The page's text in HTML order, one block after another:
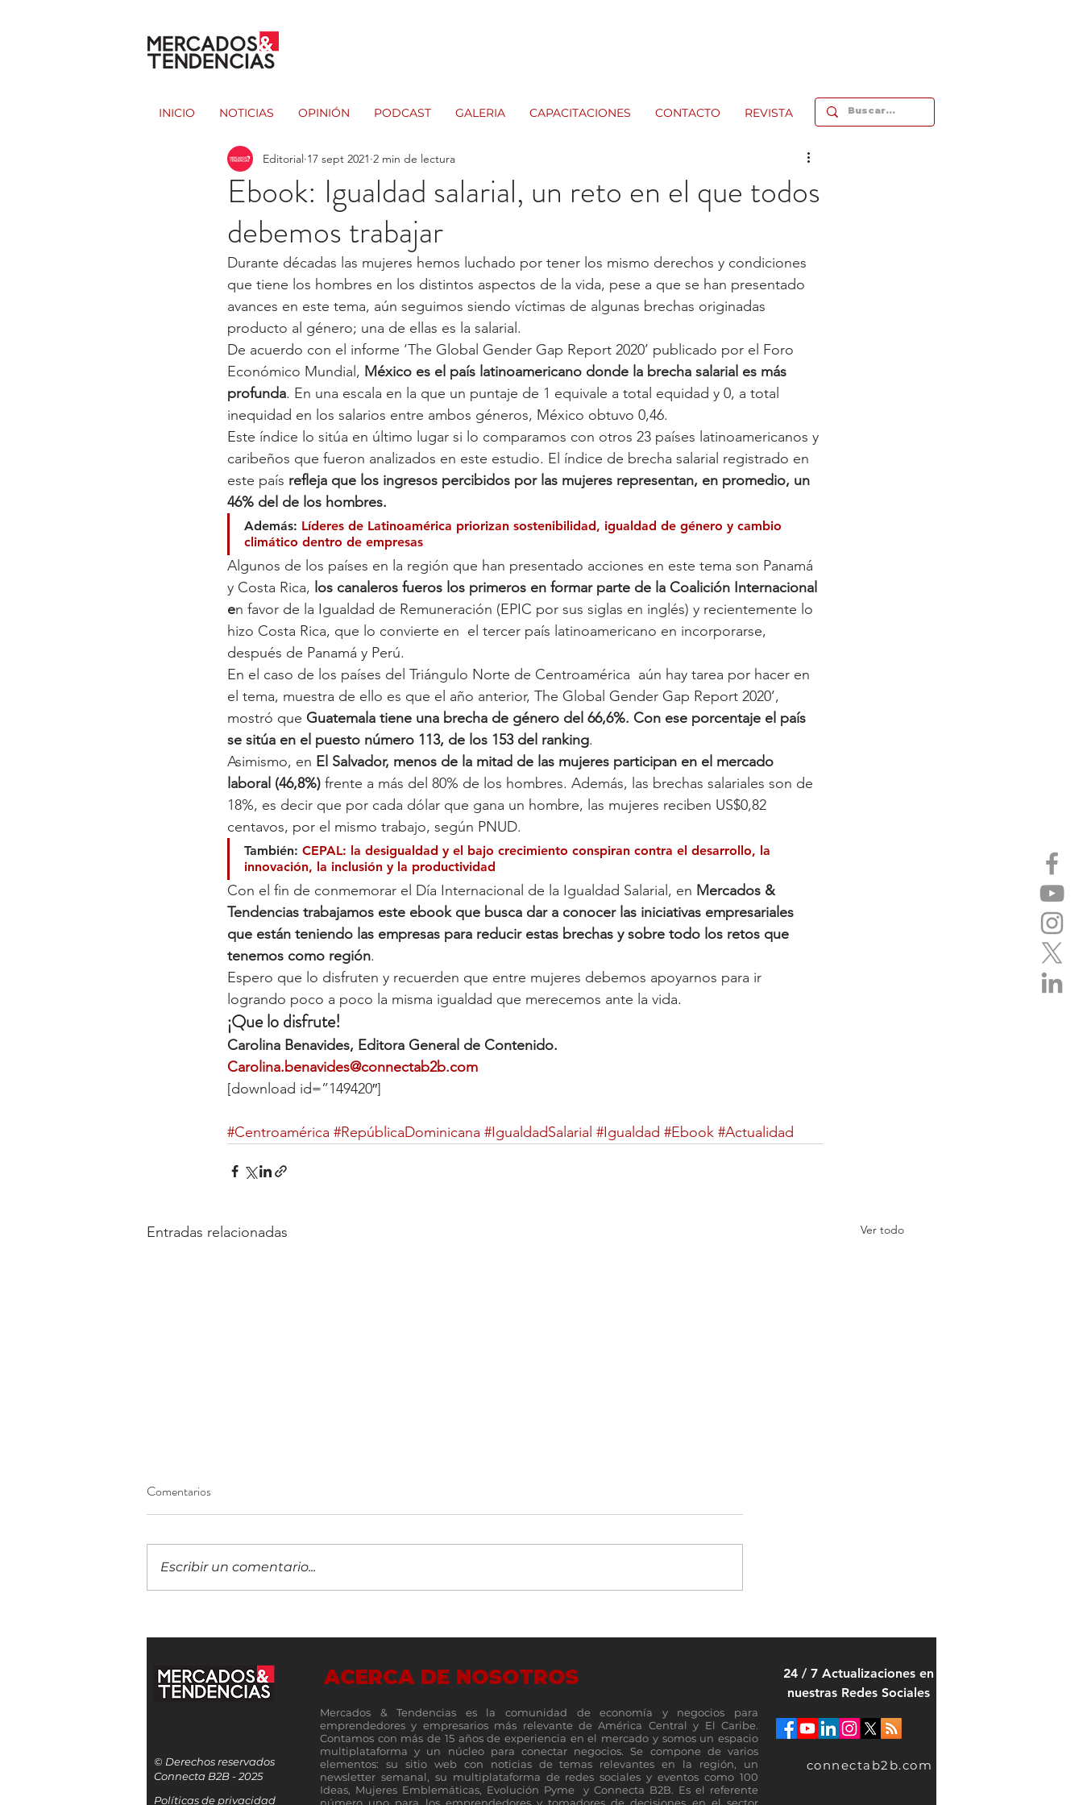
INICIO NOTICIAS OPINIÓN PODCAST GALERIA CAPACITACIONES CONTACTO REVISTA
Ebook: Igualdad salarial, un reto en el que todos
debemos trabajar
Editorial 17 sept 2021 2 min de lectura
Durante décadas las mujeres hemos luchado por tener los mismo derechos y condiciones
que tiene los hombres en los distintos aspectos de la vida, pese a que se han presentado
avances en este tema, aún seguimos siendo víctimas de algunas brechas originadas
producto al género; una de ellas es la salarial.
De acuerdo con el informe ‘The Global Gender Gap Report 2020’ publicado por el Foro
Económico Mundial, México es el país latinoamericano donde la brecha salarial es más
profunda. En una escala en la que un puntaje de 1 equivale a total equidad y 0, a total
inequidad en los salarios entre ambos géneros, México obtuvo 0,46.
Este índice lo sitúa en último lugar si lo comparamos con otros 23 países latinoamericanos y
caribeños que fueron analizados en este estudio. El índice de brecha salarial registrado en
este país refleja que los ingresos percibidos por las mujeres representan, en promedio, un
46% del de los hombres.
Además: Líderes de Latinoamérica priorizan sostenibilidad, igualdad de género y cambio
climático dentro de empresas
Algunos de los países en la región que han presentado acciones en este tema son Panamá
y Costa Rica, los canaleros fueros los primeros en formar parte de la Coalición Internacional
en favor de la Igualdad de Remuneración (EPIC por sus siglas en inglés) y recientemente lo
hizo Costa Rica, que lo convierte en  el tercer país latinoamericano en incorporarse,
después de Panamá y Perú.
En el caso de los países del Triángulo Norte de Centroamérica  aún hay tarea por hacer en
el tema, muestra de ello es que el año anterior, The Global Gender Gap Report 2020’,
mostró que Guatemala tiene una brecha de género del 66,6%. Con ese porcentaje el país
se sitúa en el puesto número 113, de los 153 del ranking.
Asimismo, en El Salvador, menos de la mitad de las mujeres participan en el mercado
laboral (46,8%) frente a más del 80% de los hombres. Además, las brechas salariales son de
18%, es decir que por cada dólar que gana un hombre, las mujeres reciben US$0,82
centavos, por el mismo trabajo, según PNUD.
También: CEPAL: la desigualdad y el bajo crecimiento conspiran contra el desarrollo, la
innovación, la inclusión y la productividad
Con el fin de conmemorar el Día Internacional de la Igualdad Salarial, en Mercados &
Tendencias trabajamos este ebook que busca dar a conocer las iniciativas empresariales
que están teniendo las empresas para reducir estas brechas y sobre todo los retos que
tenemos como región.
Espero que lo disfruten y recuerden que entre mujeres debemos apoyarnos para ir
logrando poco a poco la misma igualdad que merecemos ante la vida.
¡Que lo disfrute!
Carolina Benavides, Editora General de Contenido.
Carolina.benavides@connectab2b.com
[download id=”149420″]
#Centroamérica #RepúblicaDominicana #IgualdadSalarial #Igualdad #Ebook #Actualidad
Entradas relacionadas Ver todo
millones consolida a Panamá
como destino de inversión
energética
reunió a más de 400 empresarios
Belén cumple 30 años con una
Comentarios
Escribir un comentario...
© Derechos reservados
Connecta B2B - 2025
Políticas de privacidad
ACERCA DE NOSOTROS
Mercados & Tendencias es la comunidad de economía y negocios para
emprendedores y empresarios más relevante de América Central y El Caribe.
Contamos con más de 15 años de experiencia en el mercado y somos un espacio
multiplataforma y un núcleo para conectar negocios. Se compone de varios
elementos: su sitio web con noticias de temas relevantes en la región, un
newsletter semanal, su multiplataforma de redes sociales y eventos como 100
Ideas, Mujeres Emblemáticas, Evolución Pyme y Connecta B2B. Es el referente
24 / 7 Actualizaciones en
nuestras Redes Sociales
connectab2b.com